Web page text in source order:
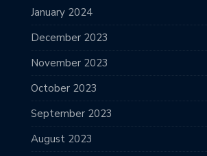
January 2024
December 2023
November 2023
October 2023
September 2023
August 2023